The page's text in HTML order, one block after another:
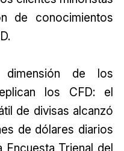
de conocimientos
dimensión de los
los CFD: el
de divisas alcanzó
de dólares diarios
Trienal del